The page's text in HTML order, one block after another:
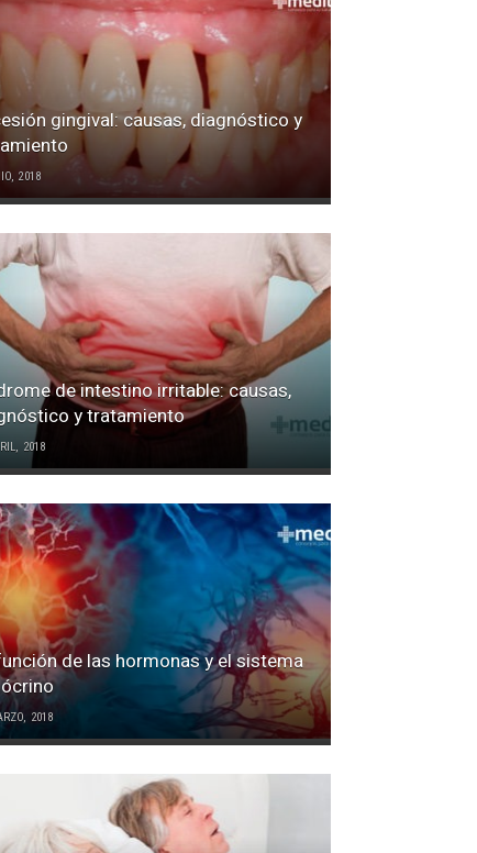
gingival: causas, diagnóstico y
2018
de intestino irritable: causas,
y tratamiento
2018
de las hormonas y el sistema
2018